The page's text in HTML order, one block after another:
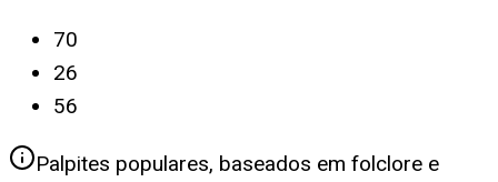
70
26
56
Palpites populares, baseados em folclore e